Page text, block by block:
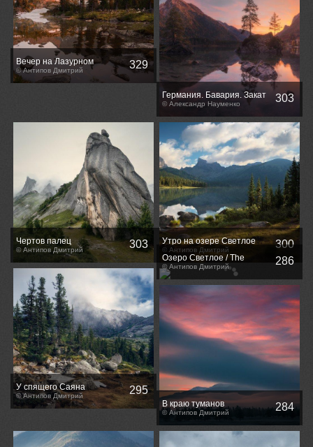
Вечер на Лазурном
© Антипов Дмитрий 329
Германия. Бавария. Закат
солнца на озере Hintersee
© Александр Науменко 303
Чертов палец
© Антипов Дмитрий 303 Утро на озере Светлое
© Антипов Дмитрий 300
У спящего Саяна
© Антипов Дмитрий 295
Озеро Светлое / The
Svetloe Lake
© Антипов Дмитрий 286
В краю туманов
© Антипов Дмитрий 284